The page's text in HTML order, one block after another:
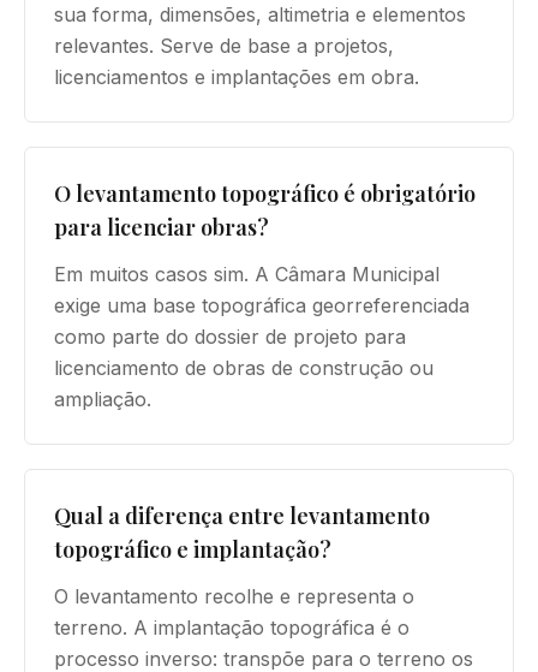
sua forma, dimensões, altimetria e elementos
relevantes. Serve de base a projetos,
licenciamentos e implantações em obra.
O levantamento topográfico é obrigatório
para licenciar obras?
Em muitos casos sim. A Câmara Municipal
exige uma base topográfica georreferenciada
como parte do dossier de projeto para
licenciamento de obras de construção ou
ampliação.
Qual a diferença entre levantamento
topográfico e implantação?
O levantamento recolhe e representa o
terreno. A implantação topográfica é o
processo inverso: transpõe para o terreno os